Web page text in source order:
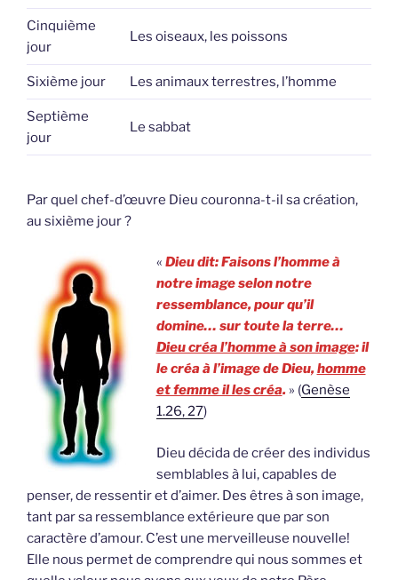
Cinquième
jour
Les oiseaux, les poissons
Sixième jour Les animaux terrestres, l’homme
Septième
jour
Le sabbat
Par quel chef-d’œuvre Dieu couronna-t-il sa création,
au sixième jour ?
« Dieu dit: Faisons l’homme à
notre image selon notre
ressemblance, pour qu’il
domine… sur toute la terre…
Dieu créa l’homme à son image: il
le créa à l’image de Dieu, homme
et femme il les créa. » (Genèse
1.26, 27)
Dieu décida de créer des individus
semblables à lui, capables de
penser, de ressentir et d’aimer. Des êtres à son image,
tant par sa ressemblance extérieure que par son
caractère d’amour. C’est une merveilleuse nouvelle!
Elle nous permet de comprendre qui nous sommes et